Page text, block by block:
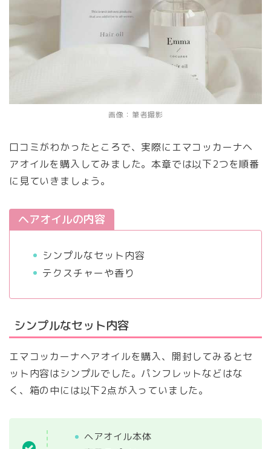
画像：筆者撮影
口コミがわかったところで、実際にエマコッカーナヘ
アオイルを購入してみました。本章では以下2つを順番
に見ていきましょう。
ヘアオイルの内容
シンプルなセット内容
テクスチャーや香り
シンプルなセット内容
エマコッカーナヘアオイルを購入、開封してみるとセ
ット内容はシンプルでした。パンフレットなどはな
く、箱の中には以下2点が入っていました。
ヘアオイル本体